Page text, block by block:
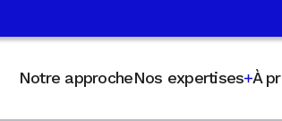
Notre approcheNos expertises À